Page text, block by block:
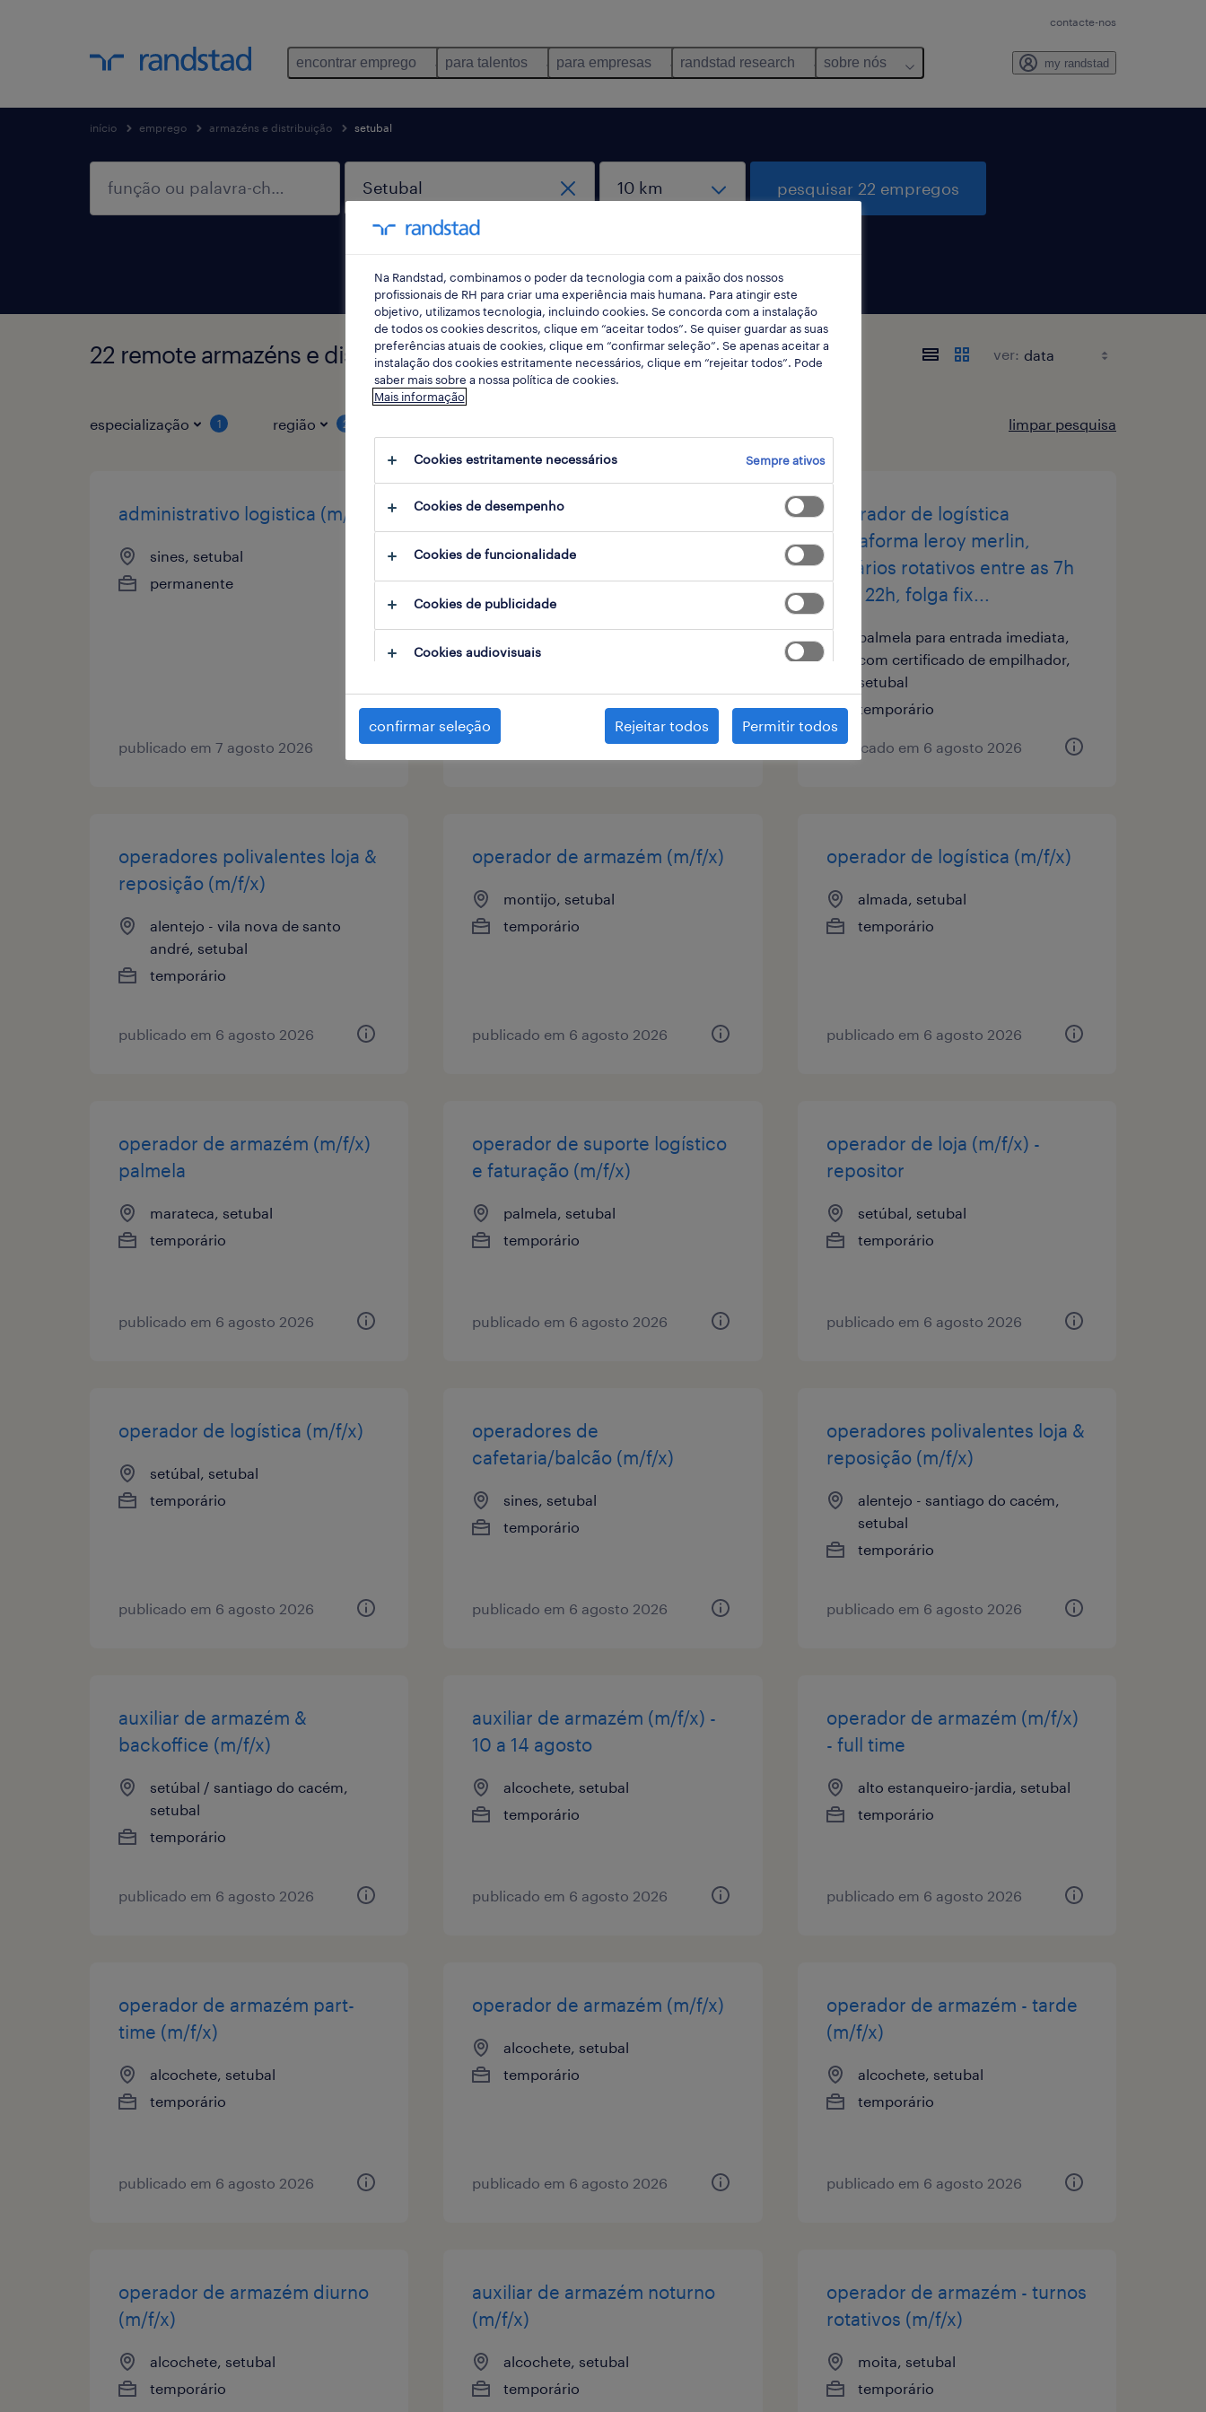
contacte-nos
encontrar emprego para talentos para empresas randstad research sobre nós my randstad
início emprego armazéns e distribuição setubal
pesquisar 22 empregos
22 remote armazéns e distribuição jobs found for you ver:
especialização 1 região 2 limpar pesquisa
administrativo logistica (m/f/x)
sines, setubal
permanente
publicado em 7 agosto 2026
operador de logística (m/f/x)
montijo, setubal
temporário
publicado em 6 agosto 2026
operador de logística
plataforma leroy merlin,
horários rotativos entre as 7h
e às 22h, folga fix...
palmela para entrada imediata,
com certificado de empilhador,
setubal
temporário
publicado em 6 agosto 2026
operadores polivalentes loja &
reposição (m/f/x)
alentejo - vila nova de santo
andré, setubal
temporário
publicado em 6 agosto 2026
operador de armazém (m/f/x)
montijo, setubal
temporário
publicado em 6 agosto 2026
operador de logística (m/f/x)
almada, setubal
temporário
publicado em 6 agosto 2026
operador de armazém (m/f/x)
palmela
marateca, setubal
temporário
publicado em 6 agosto 2026
operador de suporte logístico
e faturação (m/f/x)
palmela, setubal
temporário
publicado em 6 agosto 2026
operador de loja (m/f/x) -
repositor
setúbal, setubal
temporário
publicado em 6 agosto 2026
operador de logística (m/f/x)
setúbal, setubal
temporário
publicado em 6 agosto 2026
operadores de
cafetaria/balcão (m/f/x)
sines, setubal
temporário
publicado em 6 agosto 2026
operadores polivalentes loja &
reposição (m/f/x)
alentejo - santiago do cacém,
setubal
temporário
publicado em 6 agosto 2026
auxiliar de armazém &
backoffice (m/f/x)
setúbal / santiago do cacém,
setubal
temporário
publicado em 6 agosto 2026
auxiliar de armazém (m/f/x) -
10 a 14 agosto
alcochete, setubal
temporário
publicado em 6 agosto 2026
operador de armazém (m/f/x)
- full time
alto estanqueiro-jardia, setubal
temporário
publicado em 6 agosto 2026
operador de armazém part-
time (m/f/x)
alcochete, setubal
temporário
publicado em 6 agosto 2026
operador de armazém (m/f/x)
alcochete, setubal
temporário
publicado em 6 agosto 2026
operador de armazém - tarde
(m/f/x)
alcochete, setubal
temporário
publicado em 6 agosto 2026
operador de armazém diurno
(m/f/x)
alcochete, setubal
temporário
auxiliar de armazém noturno
(m/f/x)
alcochete, setubal
temporário
operador de armazém - turnos
rotativos (m/f/x)
moita, setubal
temporário
Na Randstad, combinamos o poder da tecnologia com a paixão dos nossos
profissionais de RH para criar uma experiência mais humana. Para atingir este
objetivo, utilizamos tecnologia, incluindo cookies. Se concorda com a instalação
de todos os cookies descritos, clique em “aceitar todos”. Se quiser guardar as suas
preferências atuais de cookies, clique em “confirmar seleção”. Se apenas aceitar a
instalação dos cookies estritamente necessários, clique em “rejeitar todos”. Pode
saber mais sobre a nossa política de cookies.
Mais informação
Cookies estritamente necessários Sempre ativos
Cookies de desempenho
Cookies de funcionalidade
Cookies de publicidade
Cookies audiovisuais
confirmar seleção Rejeitar todos Permitir todos